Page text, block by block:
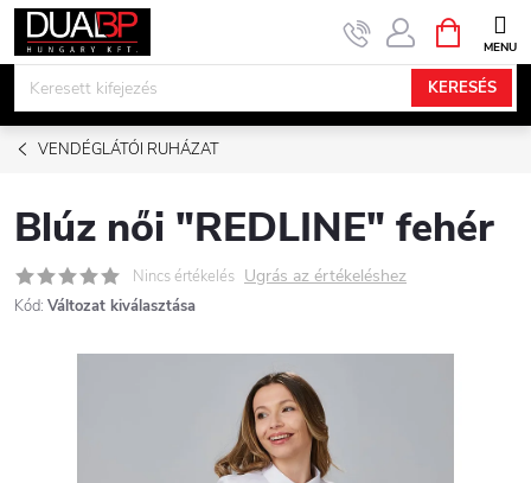
Ugrás
KERESÉS
KOSÁR
VENDÉGLÁTÓI RUHÁZAT
Blúz női "REDLINE" fehér
Nincs értékelés Ugrás az értékeléshez
Kód: Változat kiválasztása